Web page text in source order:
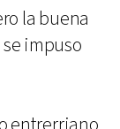
la buena
impuso